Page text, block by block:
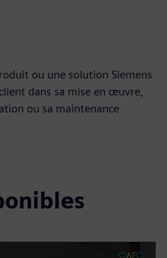
ou une solution Siemens
dans sa mise en œuvre,
ou sa maintenance